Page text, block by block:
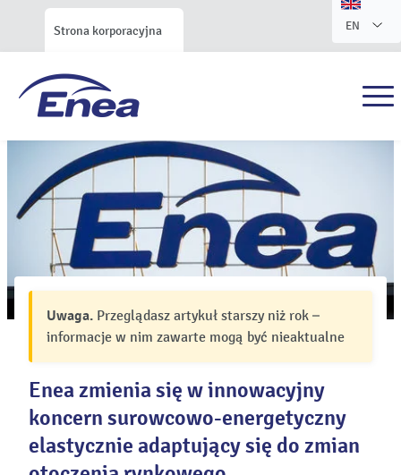
Strona korporacyjna EN
Uwaga. Przeglądasz artykuł starszy niż rok –
informacje w nim zawarte mogą być nieaktualne
Enea zmienia się w innowacyjny
koncern surowcowo-energetyczny
elastycznie adaptujący się do zmian